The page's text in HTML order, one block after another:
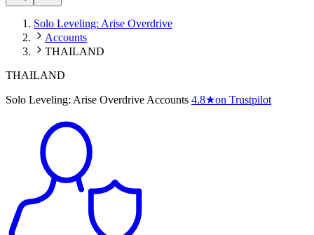
Solo Leveling: Arise Overdrive
Accounts
THAILAND
THAILAND
Solo Leveling: Arise Overdrive Accounts 4.8★on Trustpilot